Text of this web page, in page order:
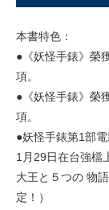
本書特色：
●《妖怪手錶》榮
項。
●《妖怪手錶》榮
項。
●妖怪手錶第1部
1月29日在台強檔
大王と５つの 物
定！）